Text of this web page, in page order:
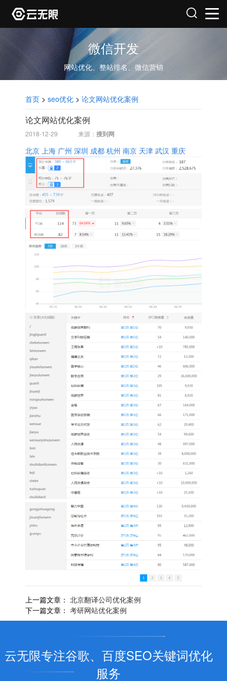
微信开发
网站优化、整站排名、微信营销
首页 > seo优化 > 论文网站优化案例
论文网站优化案例
2018-12-29 来源： 搜到网
北京 上海 广州 深圳 成都 杭州 南京 天津 武汉 重庆
上一篇文章： 北京翻译公司优化案例
下一篇文章： 考研网站优化案例
云无限专注谷歌、百度SEO关键词优化
服务